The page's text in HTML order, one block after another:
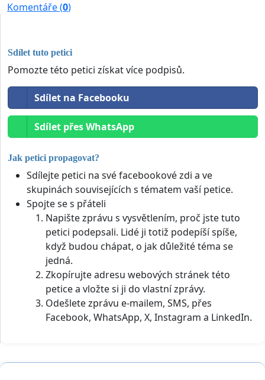
Komentáře (0)
Sdílet tuto petici
Pomozte této petici získat více podpisů.
Sdílet na Facebooku
Sdílet přes WhatsApp
Jak petici propagovat?
Sdílejte petici na své facebookové zdi a ve
skupinách souvisejících s tématem vaší petice.
Spojte se s přáteli
Napište zprávu s vysvětlením, proč jste tuto
petici podepsali. Lidé ji totiž podepíší spíše,
když budou chápat, o jak důležité téma se
jedná.
Zkopírujte adresu webových stránek této
petice a vložte si ji do vlastní zprávy.
Odešlete zprávu e-mailem, SMS, přes
Facebook, WhatsApp, X, Instagram a LinkedIn.